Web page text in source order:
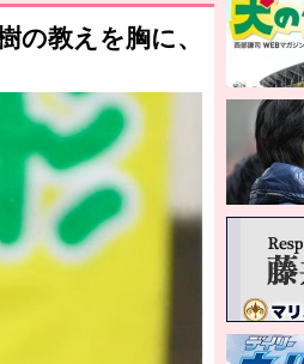
ー危機時代の猛暑対策～」に登壇
の教えを胸に、